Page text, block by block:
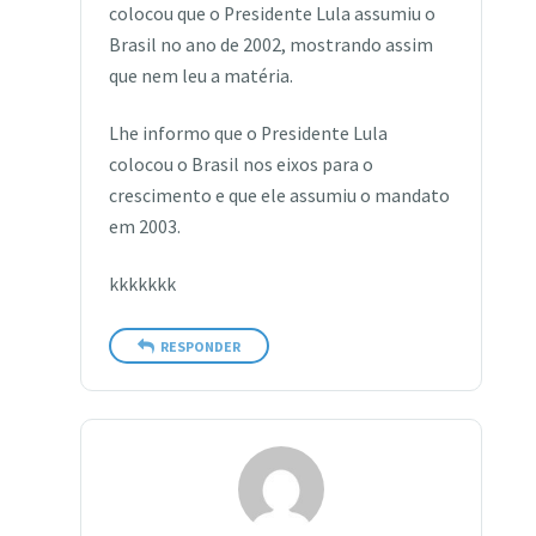
colocou que o Presidente Lula assumiu o
Brasil no ano de 2002, mostrando assim
que nem leu a matéria.
Lhe informo que o Presidente Lula
colocou o Brasil nos eixos para o
crescimento e que ele assumiu o mandato
em 2003.
kkkkkkk
RESPONDER